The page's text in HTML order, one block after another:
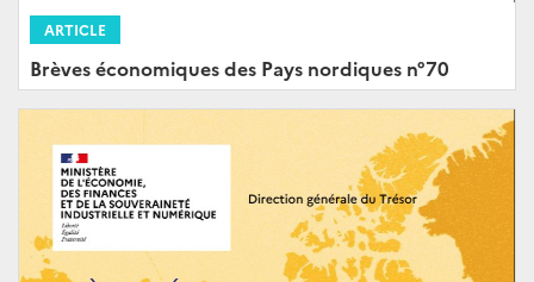
ARTICLE
Brèves économiques des Pays nordiques n°70